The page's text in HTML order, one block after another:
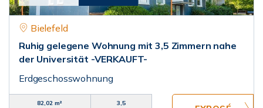
Bielefeld
Ruhig gelegene Wohnung mit 3,5 Zimmern nahe
der Universität -VERKAUFT-
Erdgeschosswohnung
82,02 m²
3,5